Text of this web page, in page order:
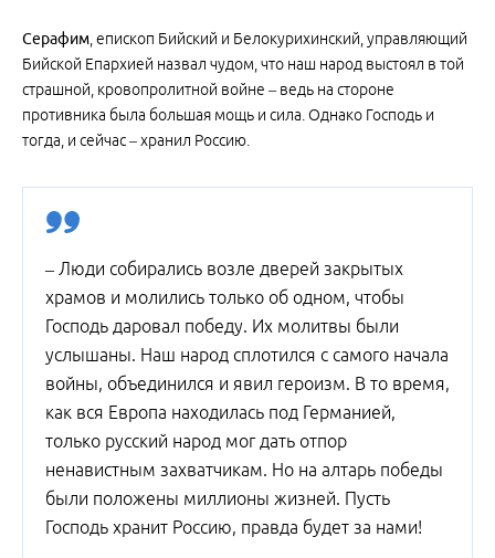
Серафим, епископ Бийский и Белокурихинский, управляющий
Бийской Епархией назвал чудом, что наш народ выстоял в той
страшной, кровопролитной войне – ведь на стороне
противника была большая мощь и сила. Однако Господь и
тогда, и сейчас – хранил Россию.
– Люди собирались возле дверей закрытых
храмов и молились только об одном, чтобы
Господь даровал победу. Их молитвы были
услышаны. Наш народ сплотился с самого начала
войны, объединился и явил героизм. В то время,
как вся Европа находилась под Германией,
только русский народ мог дать отпор
ненавистным захватчикам. Но на алтарь победы
были положены миллионы жизней. Пусть
Господь хранит Россию, правда будет за нами!